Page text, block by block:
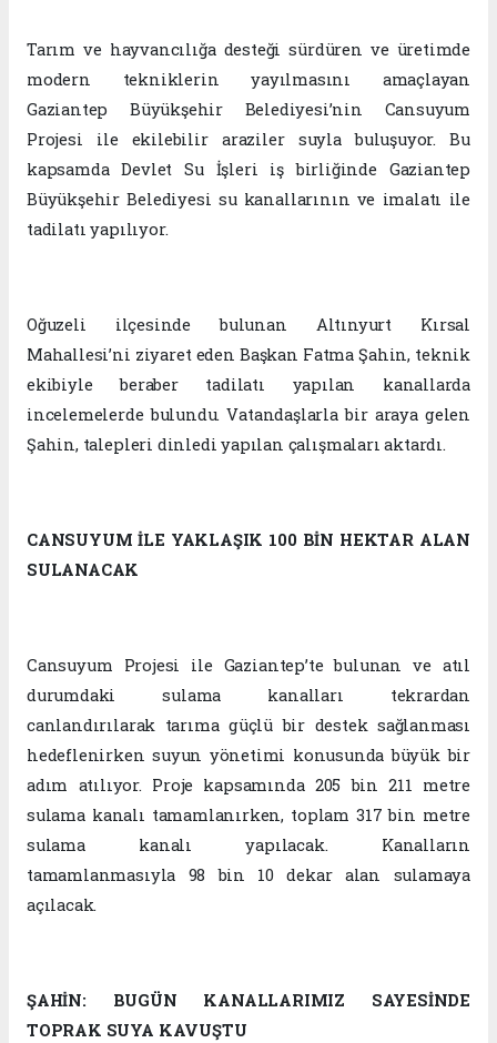
Tarım ve hayvancılığa desteği sürdüren ve üretimde
modern tekniklerin yayılmasını amaçlayan
Gaziantep Büyükşehir Belediyesi’nin Cansuyum
Projesi ile ekilebilir araziler suyla buluşuyor. Bu
kapsamda Devlet Su İşleri iş birliğinde Gaziantep
Büyükşehir Belediyesi su kanallarının ve imalatı ile
tadilatı yapılıyor.
Oğuzeli ilçesinde bulunan Altınyurt Kırsal
Mahallesi’ni ziyaret eden Başkan Fatma Şahin, teknik
ekibiyle beraber tadilatı yapılan kanallarda
incelemelerde bulundu. Vatandaşlarla bir araya gelen
Şahin, talepleri dinledi yapılan çalışmaları aktardı.
CANSUYUM İLE YAKLAŞIK 100 BİN HEKTAR ALAN
SULANACAK
Cansuyum Projesi ile Gaziantep’te bulunan ve atıl
durumdaki sulama kanalları tekrardan
canlandırılarak tarıma güçlü bir destek sağlanması
hedeflenirken suyun yönetimi konusunda büyük bir
adım atılıyor. Proje kapsamında 205 bin 211 metre
sulama kanalı tamamlanırken, toplam 317 bin metre
sulama kanalı yapılacak. Kanalların
tamamlanmasıyla 98 bin 10 dekar alan sulamaya
açılacak.
ŞAHİN: BUGÜN KANALLARIMIZ SAYESİNDE
TOPRAK SUYA KAVUŞTU